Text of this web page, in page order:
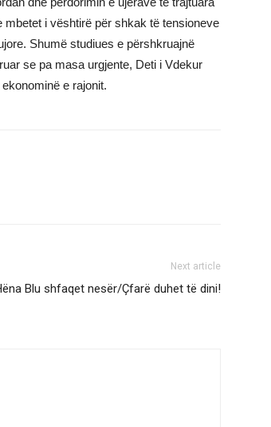
i vështirë për shkak të tensioneve
Shumë studiues e përshkruajnë
se pa masa urgjente, Deti i Vdekur
e rajonit.
Next article
Blu shfaqet nesër/Çfarë duhet të dini!